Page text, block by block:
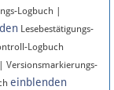
Logbuch |
Lesebestätigungs-
Logbuch
| Versionsmarkierungs-
einblenden